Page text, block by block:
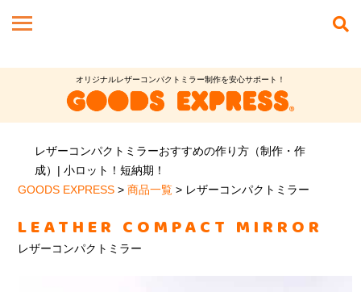
オリジナルレザーコンパクトミラー制作を安心サポート！
レザーコンパクトミラーおすすめの作り方（制作・作
成）| 小ロット！短納期！
GOODS EXPRESS >商品一覧 > レザーコンパクトミラー
LEATHER COMPACT MIRROR
レザーコンパクトミラー